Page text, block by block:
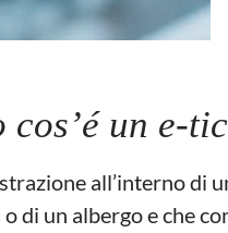
un e-
all’interno di
di un albergo e che